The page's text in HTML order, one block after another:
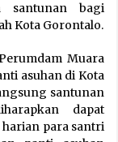
santunan bagi
Kota Gorontalo.
Muara
asuhan di Kota
santunan
dapat
para santri